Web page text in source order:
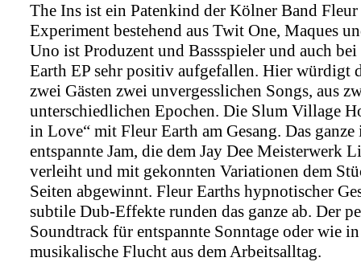
The Ins ist ein Patenkind der Kölner Band
Experiment bestehend aus Twit One, Maques
Uno ist Produzent und Bassspieler und auch
Earth EP sehr positiv aufgefallen. Hier würdigt
zwei Gästen zwei unvergesslichen Songs, aus
unterschiedlichen Epochen. Die Slum Village
in Love“ mit Fleur Earth am Gesang. Das ganze
entspannte Jam, die dem Jay Dee Meisterwerk
verleiht und mit gekonnten Variationen dem
Seiten abgewinnt. Fleur Earths hypnotischer
subtile Dub-Effekte runden das ganze ab. Der
Soundtrack für entspannte Sonntage oder wie
musikalische Flucht aus dem Arbeitsalltag.